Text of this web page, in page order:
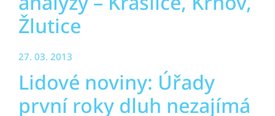
Žlutice
27. 03. 2013
Lidové noviny: Úřady
první roky dluh nezajímá